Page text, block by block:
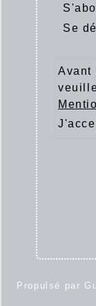
Se
Avant
Propulsé par